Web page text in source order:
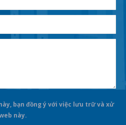
bạn đồng ý với việc lưu trữ và xử
này.